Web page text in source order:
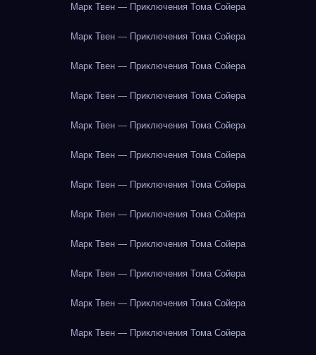
Марк Твен — Приключения Тома Сойера
Марк Твен — Приключения Тома Сойера
Марк Твен — Приключения Тома Сойера
Марк Твен — Приключения Тома Сойера
Марк Твен — Приключения Тома Сойера
Марк Твен — Приключения Тома Сойера
Марк Твен — Приключения Тома Сойера
Марк Твен — Приключения Тома Сойера
Марк Твен — Приключения Тома Сойера
Марк Твен — Приключения Тома Сойера
Марк Твен — Приключения Тома Сойера
Марк Твен — Приключения Тома Сойера